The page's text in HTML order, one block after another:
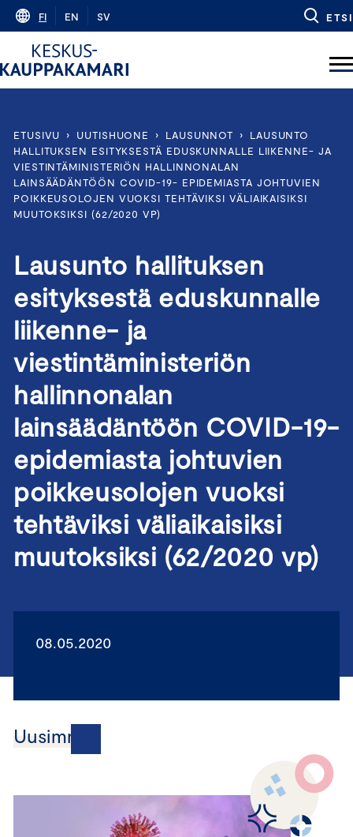
Skip
content
FI EN SV ETSI
ETUSIVU › UUTISHUONE › LAUSUNNOT ›
LAUSUNTO
HALLITUKSEN ESITYKSESTÄ EDUSKUNNALLE LIIKENNE- JA
VIESTINTÄMINISTERIÖN HALLINNONALAN
LAINSÄÄDÄNTÖÖN COVID-19- EPIDEMIASTA JOHTUVIEN
POIKKEUSOLOJEN VUOKSI TEHTÄVIKSI VÄLIAIKAISIKSI
MUUTOKSIKSI (62/2020 VP)
Lausunto hallituksen
esityksestä eduskunnalle
liikenne- ja
viestintäministeriön
hallinnonalan
lainsäädäntöön COVID-19-
epidemiasta johtuvien
poikkeusolojen vuoksi
tehtäviksi väliaikaisiksi
muutoksiksi (62/2020 vp)
08.05.2020
Uusimmat